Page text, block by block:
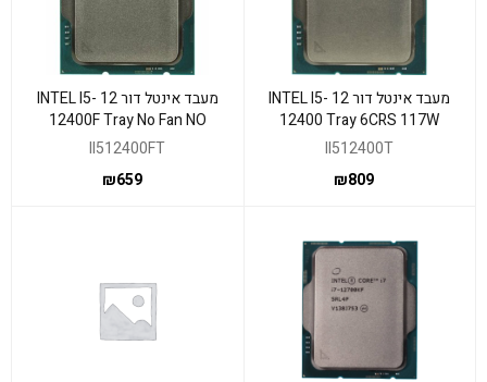
מעבד אינטל דור 12 INTEL I5-
12400 Tray 6CRS 117W
LGA1700
II512400T
₪809
מעבד אינטל דור 12 INTEL I5-
12400F Tray No Fan NO
GPU 117W LGA1700
II512400FT
₪659